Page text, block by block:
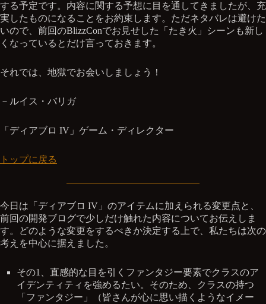
する予定です。内容に関する予想に目を通してきましたが、充
実したものになることをお約束します。ただネタバレは避けた
いので、前回のBlizzConでお見せした「たき火」シーンも新し
くなっているとだけ言っておきます。
それでは、地獄でお会いしましょう！
－ルイス・バリガ
「ディアブロ IV」ゲーム・ディレクター
トップに戻る
今日は「ディアブロ IV」のアイテムに加えられる変更点と、
前回の開発ブログで少しだけ触れた内容についてお伝えしま
す。どのような変更をするべきか決定する上で、私たちは次の
考えを中心に据えました。
その1、直感的な目を引くファンタジー要素でクラスのア
イデンティティを強めるたい。そのため、クラスの持つ
「ファンタジー」（皆さんが心に思い描くようなイメー